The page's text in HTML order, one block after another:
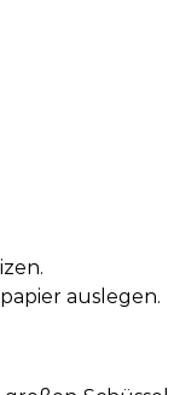
auslegen.